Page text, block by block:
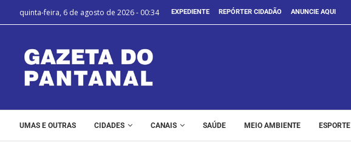
quinta-feira, 6 de agosto de 2026 - 00:34 EXPEDIENTE REPÓRTER CIDADÃO ANUNCIE AQUI
UMAS E OUTRAS CIDADES CANAIS SAÚDE MEIO AMBIENTE ESPORTE